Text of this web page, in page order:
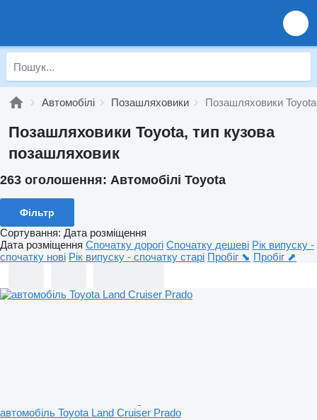
Автомобілі Позашляховики Позашляховики Toyota
Позашляховики Toyota, тип кузова
позашляховик
263 оголошення: Автомобілі Toyota
Фільтр
Сортування: Дата розміщення
Дата розміщення Спочатку дорогі Спочатку дешеві Рік випуску -
спочатку нові Рік випуску - спочатку старі Пробіг ⬊ Пробіг ⬈
автомобіль Toyota Land Cruiser Prado